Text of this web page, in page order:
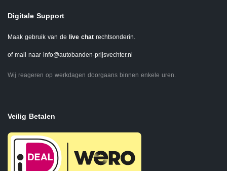
Digitale Support
Maak gebruik van de live chat rechtsonderin.
of mail naar info@autobanden-prijsvechter.nl
Wij reageren op werkdagen doorgaans binnen enkele uren.
Veilig Betalen